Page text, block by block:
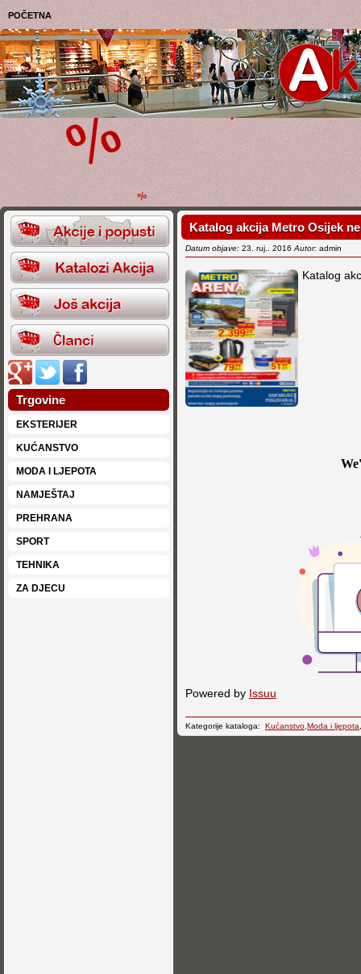
POČETNA
Trgovine
EKSTERIJER
KUĆANSTVO
MODA I LJEPOTA
NAMJEŠTAJ
PREHRANA
SPORT
TEHNIKA
ZA DJECU
Katalog akcija Metro Osijek
Datum objave: 23. ruj.. 2016 Autor: admin
Katalog
Powered by Issuu
Kategorije kataloga: Kućanstvo Moda i ljepota